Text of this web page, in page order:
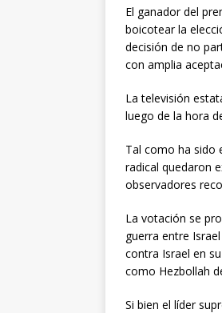
El ganador del
boicotear la
decisión de no
con amplia
La televisión
luego de la hora
Tal como ha sido
radical quedaron
observadores
La votación se
guerra entre
contra Israel en
como Hezbollah
Si bien el líder